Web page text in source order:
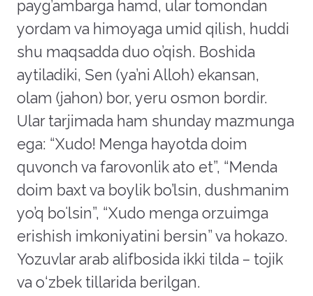
payg’ambarga hamd, ular tomondan
yordam va himoyaga umid qilish, huddi
shu maqsadda duo o’qish. Boshida
aytiladiki, Sen (ya’ni Alloh) ekansan,
olam (jahon) bor, yeru osmon bordir.
Ular tarjimada ham shunday mazmunga
ega: “Xudo! Menga hayotda doim
quvonch va farovonlik ato et”, “Menda
doim baxt va boylik bo’lsin, dushmanim
yo’q boʻlsin”, “Xudo menga orzuimga
erishish imkoniyatini bersin” va hokazo.
Yozuvlar arab alifbosida ikki tilda – tojik
va o‘zbek tillarida berilgan.